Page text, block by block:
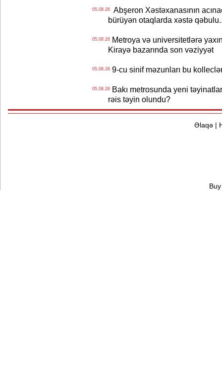
05.08.26Abşeron Xəstəxanasının
bürüyən otaqlarda xəstə
05.08.26Metroya və universitetlərə
Kirayə bazarında son vəziyyət
05.08.269-cu sinif məzunları bu
05.08.26Bakı metrosunda yeni
rəis təyin olundu?
Əlaqə|